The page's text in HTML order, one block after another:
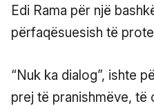
Edi Rama për një
përfaqësuesish të
“Nuk ka dialog”, ishte
prej të pranishmëve, të